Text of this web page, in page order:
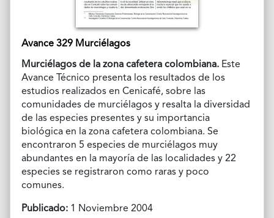
Avance 329 Murciélagos
Murciélagos de la zona cafetera colombiana. Este
Avance Técnico presenta los resultados de los
estudios realizados en Cenicafé, sobre las
comunidades de murciélagos y resalta la diversidad
de las especies presentes y su importancia
biológica en la zona cafetera colombiana. Se
encontraron 5 especies de murciélagos muy
abundantes en la mayoría de las localidades y 22
especies se registraron como raras y poco
comunes.
Publicado:1 Noviembre 2004